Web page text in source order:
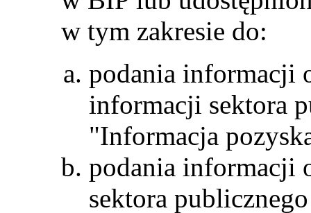
w tym zakresie do:
podania informacji
informacji sektora
"Informacja
podania informacji
sektora